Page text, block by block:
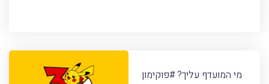
מי המועדף עליך? #פוקימון